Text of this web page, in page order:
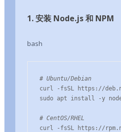
1. 安装 Node.js 和 NPM
bash
# Ubuntu/Debian
curl -fsSL https://
sudo apt install -y
# CentOS/RHEL
curl -fsSL https://